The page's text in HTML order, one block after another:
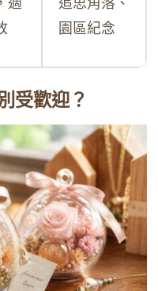
園區紀念
受歡迎？